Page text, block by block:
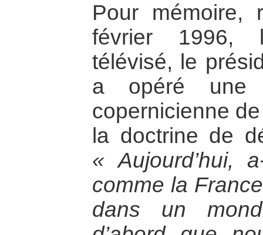
Pour mémoire,
février 1996,
télévisé, le
a opéré une
copernicienne
la doctrine de
« Aujourd’hui,
comme la
dans un